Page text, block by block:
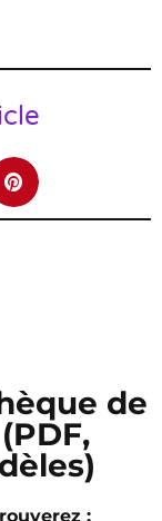
de
: